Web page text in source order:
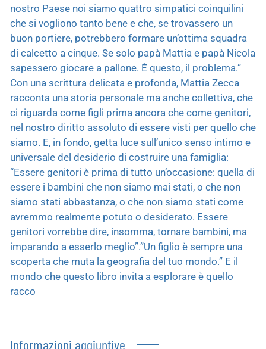
nostro Paese noi siamo quattro simpatici coinquilini
che si vogliono tanto bene e che, se trovassero un
buon portiere, potrebbero formare un’ottima squadra
di calcetto a cinque. Se solo papà Mattia e papà Nicola
sapessero giocare a pallone. È questo, il problema.”
Con una scrittura delicata e profonda, Mattia Zecca
racconta una storia personale ma anche collettiva, che
ci riguarda come figli prima ancora che come genitori,
nel nostro diritto assoluto di essere visti per quello che
siamo. E, in fondo, getta luce sull’unico senso intimo e
universale del desiderio di costruire una famiglia:
“Essere genitori è prima di tutto un’occasione: quella di
essere i bambini che non siamo mai stati, o che non
siamo stati abbastanza, o che non siamo stati come
avremmo realmente potuto o desiderato. Essere
genitori vorrebbe dire, insomma, tornare bambini, ma
imparando a esserlo meglio”.”Un figlio è sempre una
scoperta che muta la geografia del tuo mondo.” E il
mondo che questo libro invita a esplorare è quello
racco
Informazioni aggiuntive